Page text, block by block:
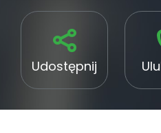
Udostępnij